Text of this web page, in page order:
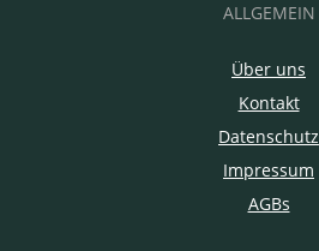
ALLGEMEIN
Über uns
Kontakt
Datenschutz
Impressum
AGBs